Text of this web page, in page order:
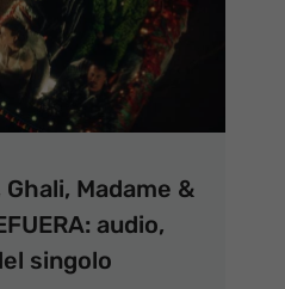
Madame &
audio,
singolo